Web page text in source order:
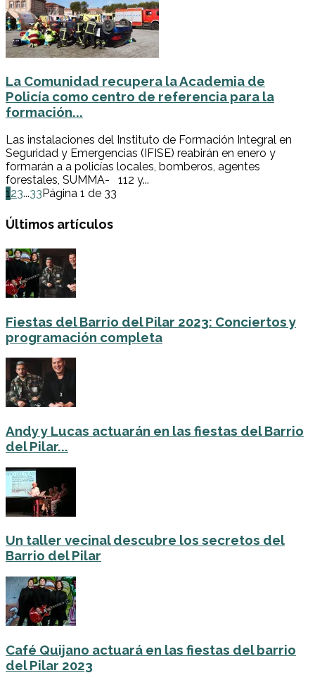
La Comunidad recupera la Academia de
Policía como centro de referencia para la
formación...
Las instalaciones del Instituto de Formación Integral en
Seguridad y Emergencias (IFISE) reabirán en enero y
formarán a a policías locales, bomberos, agentes
forestales, SUMMA- 112 y...
123...33Página 1 de 33
Últimos artículos
Fiestas del Barrio del Pilar 2023: Conciertos y
programación completa
Andy y Lucas actuarán en las fiestas del Barrio
del Pilar...
Un taller vecinal descubre los secretos del
Barrio del Pilar
Café Quijano actuará en las fiestas del barrio
del Pilar 2023